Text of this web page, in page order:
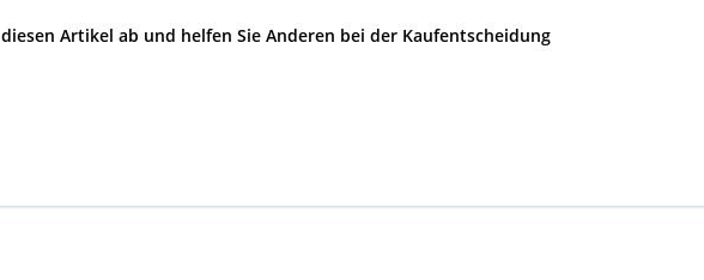
Artikel ab und helfen Sie Anderen bei der Kaufentscheidung